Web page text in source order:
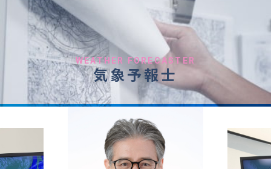
WEATHER FORECASTER
気象予報士